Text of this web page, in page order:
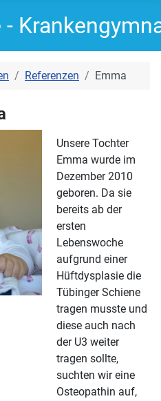
Referenzen Emma
Unsere Tochter
Emma wurde im
Dezember 2010
geboren. Da sie
bereits ab der
ersten
Lebenswoche
aufgrund einer
Hüftdysplasie die
Tübinger Schiene
tragen musste und
diese auch nach
der U3 weiter
tragen sollte,
suchten wir eine
Osteopathin auf,